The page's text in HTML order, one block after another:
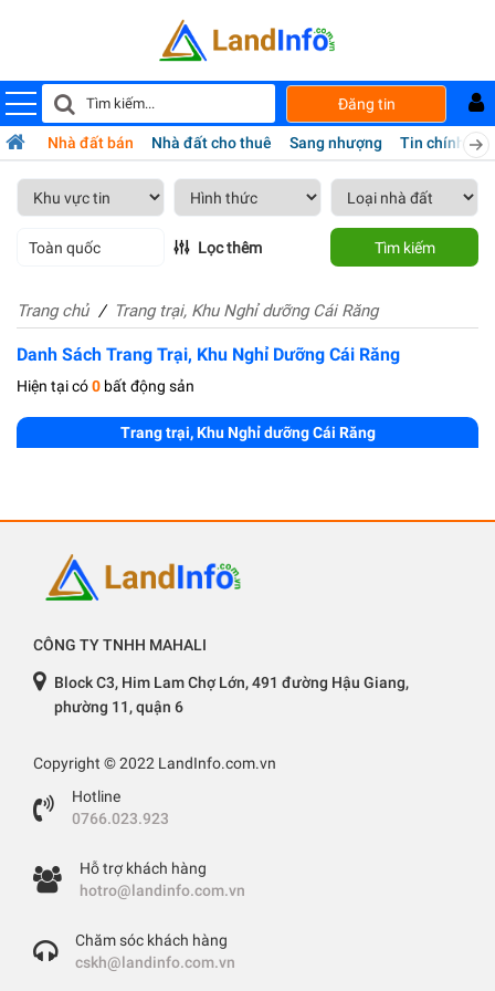
Đăng tin
Nhà đất bán Nhà đất cho thuê Sang nhượng Tin chính chủ
Toàn quốc Lọc thêm Tìm kiếm
Trang chủ Trang trại, Khu Nghỉ dưỡng Cái Răng
Danh Sách Trang Trại, Khu Nghỉ Dưỡng Cái Răng
Hiện tại có0 bất động sản
Trang trại, Khu Nghỉ dưỡng Cái Răng
CÔNG TY TNHH MAHALI
Block C3, Him Lam Chợ Lớn, 491 đường Hậu Giang,
phường 11, quận 6
Copyright © 2022 LandInfo.com.vn
Hotline
0766.023.923
Hỗ trợ khách hàng
hotro@landinfo.com.vn
Chăm sóc khách hàng
cskh@landinfo.com.vn